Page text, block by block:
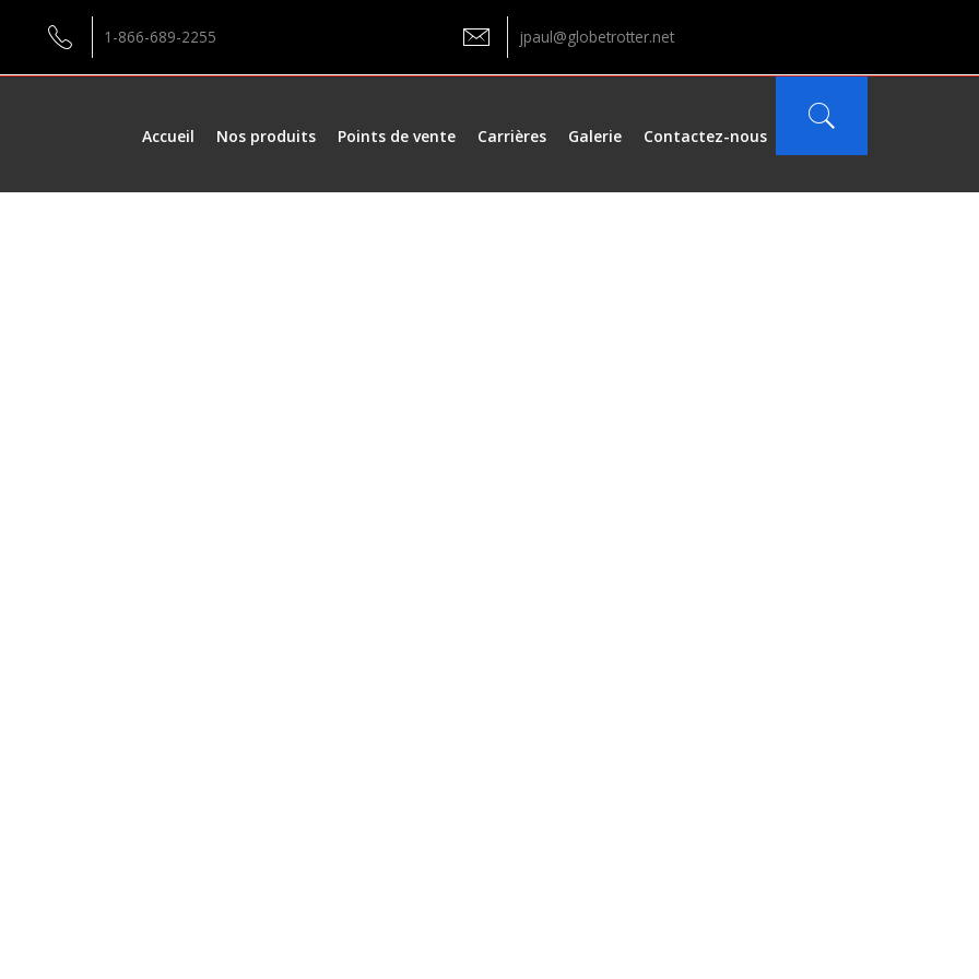
1-866-689-2255 jpaul@globetrotter.net
Accueil Nos produits Points de vente Carrières Galerie Contactez-nous